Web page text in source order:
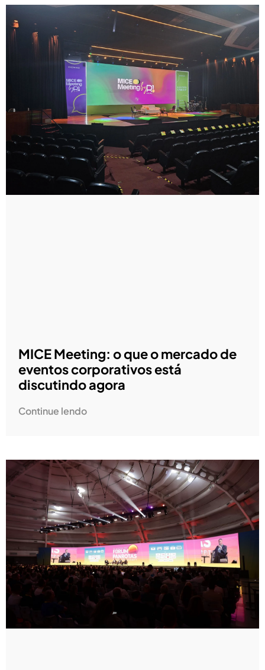
MICE Meeting: o que o mercado de
eventos corporativos está
discutindo agora
Continue lendo